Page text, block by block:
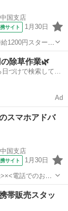
国支店
サイト 1月30日
1200円スタート
くゆくは社員に
除草作業🌿
づけで検索して即
Ad
スマホアドバ
国支店
サイト 1月30日
電話でのお仕
報を入力したら
事務のお仕事も
帯販売スタッ